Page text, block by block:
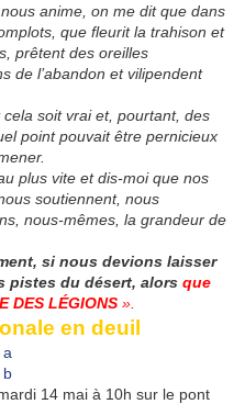
anime, on me dit que dans
que fleurit la trahison et
prêtent des oreilles
de l’abandon et vilipendent
soit vrai et, pourtant, des
point pouvait être pernicieux
plus vite et dis-moi que nos
soutiennent, nous
nous-mêmes, la grandeur de
si nous devions laisser
pistes du désert, alors que
DES LÉGIONS ».
en deuil
14 mai à 10h sur le pont